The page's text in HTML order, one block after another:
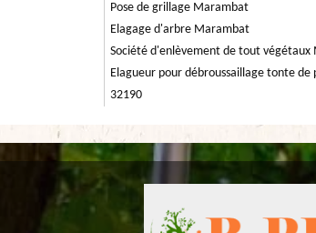
Pose de grillage Marambat
Elagage d'arbre Marambat
Société d'enlèvement de tout végétaux
Elagueur pour débroussaillage tonte
32190